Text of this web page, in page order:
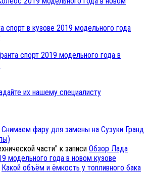
спорт 2019 модельного года в
Снимаем фару для замены на Сузуки Гранд
части" к записи Обзор Лада
модельного года в новом кузове
Какой объём и ёмкость у топливного бака